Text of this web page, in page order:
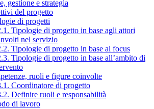
gestione e strategia
del progetto
di progetti
Tipologie di progetto in base agli attori
nel servizio
Tipologie di progetto in base al focus
Tipologie di progetto in base all’ambito di
ruoli e figure coinvolte
Coordinatore di progetto
Definire ruoli e responsabilità
di lavoro